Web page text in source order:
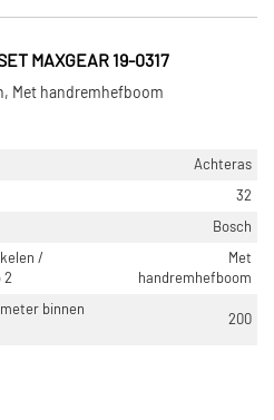
MAXGEAR 19-0317
Met handremhefboom
Achteras
32
Bosch
/
2
Met
handremhefboom
binnen
200